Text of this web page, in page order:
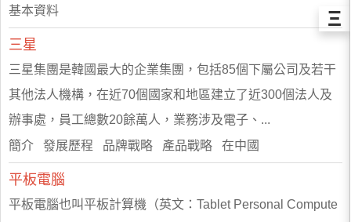
基本資料
三星
三星集團是韓國最大的企業集團，包括85個下屬公司及若干
其他法人機構，在近70個國家和地區建立了近300個法人及
辦事處，員工總數20餘萬人，業務涉及電子、...
簡介 發展歷程 品牌戰略 產品戰略 在中國
平板電腦
平板電腦也叫平板計算機（英文：Tablet Personal Compute
Ξ